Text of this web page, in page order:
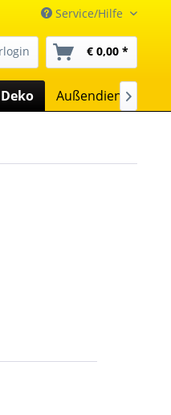
Service/Hilfe
€ 0,00 *
Außendienst
